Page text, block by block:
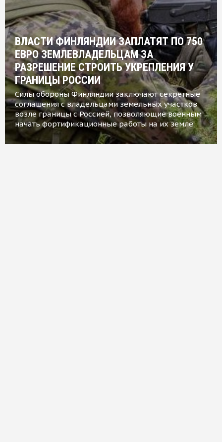
ВЛАСТИ ФИНЛЯНДИИ ЗАПЛАТЯТ ПО 750
ЕВРО ЗЕМЛЕВЛАДЕЛЬЦАМ ЗА
РАЗРЕШЕНИЕ СТРОИТЬ УКРЕПЛЕНИЯ У
ГРАНИЦЫ РОССИИ
Силы обороны Финляндии заключают секретные
соглашения с владельцами земельных участков
возле границы с Россией, позволяющие военным
начать фортификационные работы на их земле